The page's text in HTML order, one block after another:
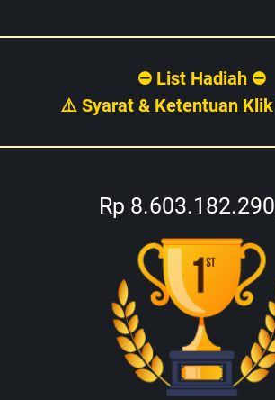
⛔ List Hadiah ⛔
⚠️ Syarat & Ketentuan
Rp